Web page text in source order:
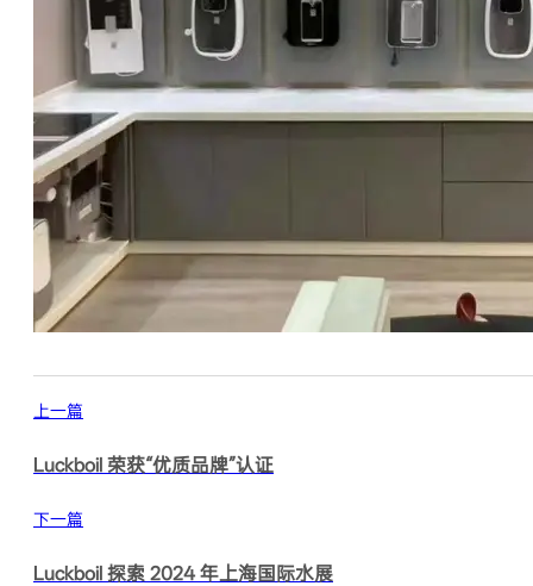
上一篇
Luckboil 荣获“优质品牌”认证
下一篇
Luckboil 探索 2024 年上海国际水展